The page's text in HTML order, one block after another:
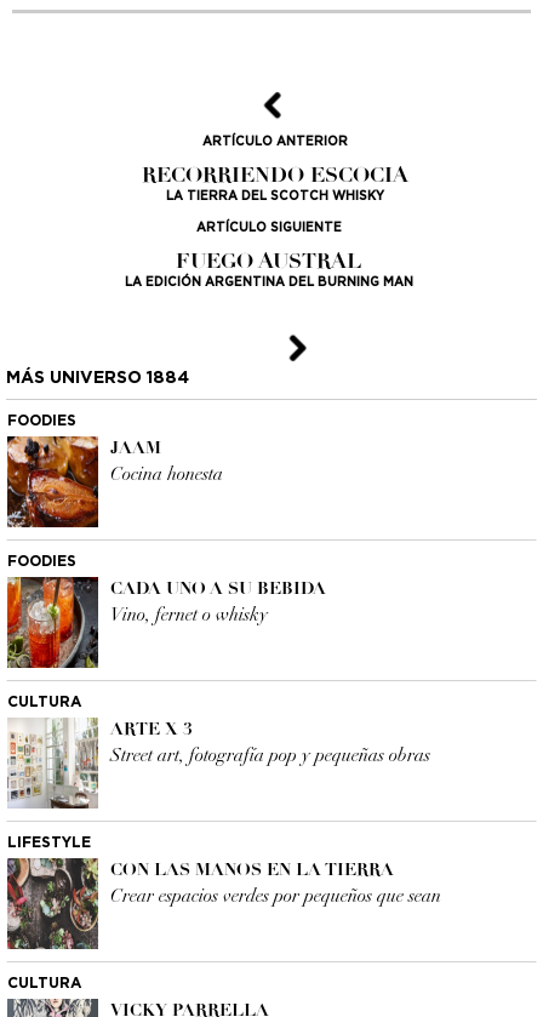
ARTÍCULO ANTERIOR
RECORRIENDO ESCOCIA
LA TIERRA DEL SCOTCH WHISKY
ARTÍCULO SIGUIENTE
FUEGO AUSTRAL
LA EDICIÓN ARGENTINA DEL BURNING MAN
MÁS UNIVERSO 1884
FOODIES
JAAM
Cocina honesta
FOODIES
CADA UNO A SU BEBIDA
Vino, fernet o whisky
CULTURA
ARTE X 3
Street art, fotografía pop y pequeñas obras
LIFESTYLE
CON LAS MANOS EN LA TIERRA
Crear espacios verdes por pequeños que sean
CULTURA
VICKY PARRELLA